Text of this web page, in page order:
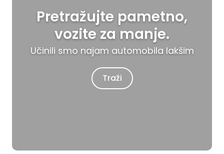
Pretražujte pametno,
vozite za manje.
Učinili smo najam automobila lakšim
Traži